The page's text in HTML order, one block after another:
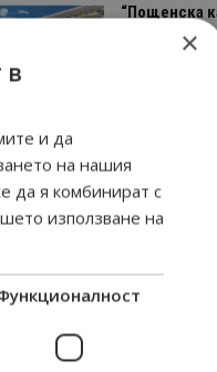
“Пощенска
Перник –
17/
×
в
и да
на нашия
да я комбинират с
използване на